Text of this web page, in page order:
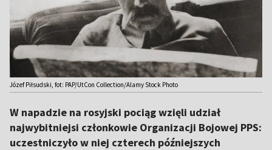
Józef Piłsudski, fot: PAP/UtCon Collection/Alamy Stock Photo
W napadzie na rosyjski pociąg wzięli udział
najwybitniejsi członkowie Organizacji Bojowej PPS:
uczestniczyło w niej czterech późniejszych